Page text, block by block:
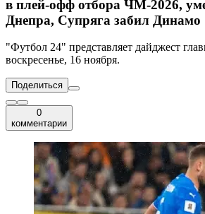
в плей-офф отбора ЧМ-2026,
Днепра, Супряга забил Динамо
"Футбол 24" представляет дайджест
воскресенье, 16 ноября.
Поделиться
0
комментарии